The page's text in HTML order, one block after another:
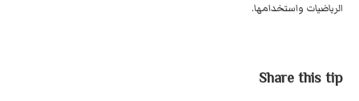
الرياضيات واستخدامها.
Share this tip